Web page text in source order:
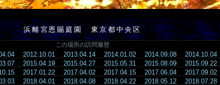
浜離宮恩賜庭園 東京都中央区
この場所の訪問履歴
2012.10.01 2013.04.14 2014.01.02 2014.09.08 2014.10.04
2015.04.19 2015.04.27 2015.05.31 2015.08.09 2015.09.22
2017.01.22 2017.04.02 2017.04.15 2017.06.04 2017.09.02
2018.04.01 2018.04.08 2018.04.22 2018.05.12 2018.07.28